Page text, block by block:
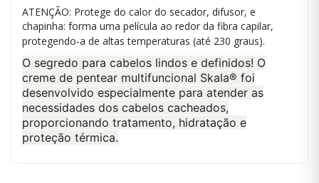
ATENÇÃO: Protege do calor do secador, difusor, e
chapinha: forma uma película ao redor da fibra capilar,
protegendo-a de altas temperaturas (até 230 graus).
O segredo para cabelos lindos e definidos! O
creme de pentear multifuncional Skala® foi
desenvolvido especialmente para atender as
necessidades dos cabelos cacheados,
proporcionando tratamento, hidratação e
proteção térmica.